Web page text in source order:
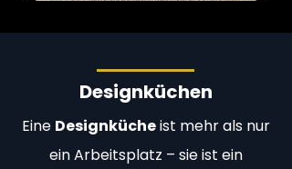
Designküchen
Eine Designkücheist mehr als nur
ein Arbeitsplatz – sie ist ein